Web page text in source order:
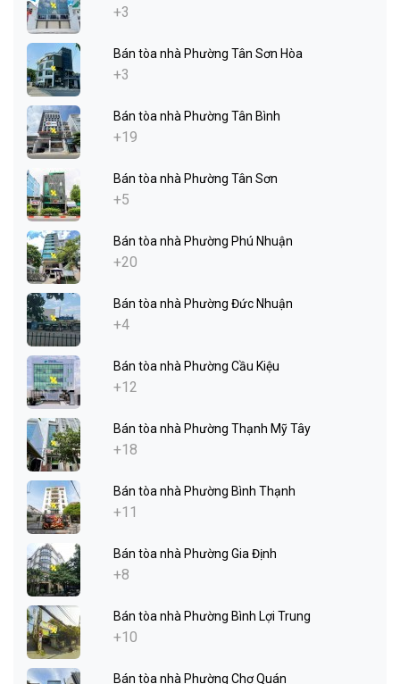
+3
Bán tòa nhà Phường Tân Sơn Hòa
+3
Bán tòa nhà Phường Tân Bình
+19
Bán tòa nhà Phường Tân Sơn
+5
Bán tòa nhà Phường Phú Nhuận
+20
Bán tòa nhà Phường Đức Nhuận
+4
Bán tòa nhà Phường Cầu Kiệu
+12
Bán tòa nhà Phường Thạnh Mỹ Tây
+18
Bán tòa nhà Phường Bình Thạnh
+11
Bán tòa nhà Phường Gia Định
+8
Bán tòa nhà Phường Bình Lợi Trung
+10
Bán tòa nhà Phường Chợ Quán